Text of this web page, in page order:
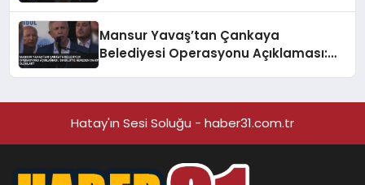
Mansur Yavaş’tan Çankaya
Belediyesi Operasyonu Açıklaması:
Hatay'ın Sesi Soluğu - haber31.com.tr